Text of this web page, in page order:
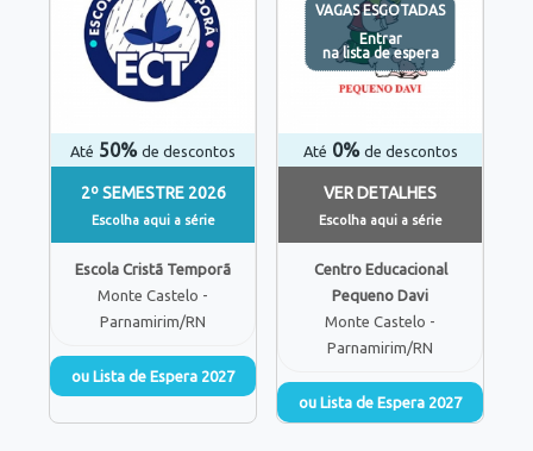
Até 50% de descontos
2º SEMESTRE 2026
Escolha aqui a série
Escola Cristã Temporã
Monte Castelo -
Parnamirim/RN
ou Lista de Espera 2027
VAGAS ESGOTADAS
Entrar
na lista de espera
Até 0% de descontos
VER DETALHES
Escolha aqui a série
Centro Educacional
Pequeno Davi
Monte Castelo -
Parnamirim/RN
ou Lista de Espera 2027